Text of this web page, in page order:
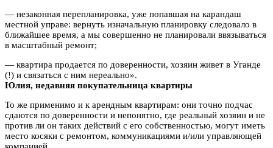
— незаконная перепланировка, уже попавшая на карандаш
местной управе: вернуть изначальную планировку следовало в
ближайшее время, а мы совершенно не планировали ввязываться
в масштабный ремонт;
— квартира продается по доверенности, хозяин живет в Уганде
(!) и связаться с ним нереально».
Юлия, недавняя покупательница квартиры
То же применимо и к арендным квартирам: они точно подчас
сдаются по доверенности и непонятно, где реальный хозяин и не
против ли он таких действий с его собственностью, могут иметь
место косяки с ремонтом, коммуникациями и/или управляющей
компанией.